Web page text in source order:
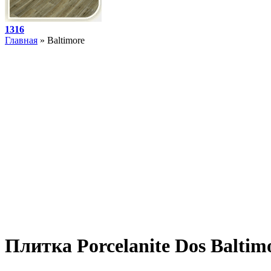
1316
Главная » Baltimore
Плитка Porcelanite Dos